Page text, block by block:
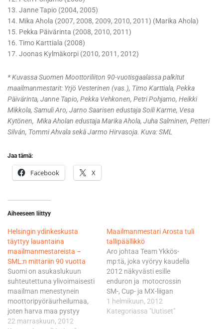
13. Janne Tapio (2004, 2005)
14. Mika Ahola (2007, 2008, 2009, 2010, 2011) (Marika Ahola)
15. Pekka Päivärinta (2008, 2010, 2011)
16. Timo Karttiala (2008)
17. Joonas Kylmäkorpi (2010, 2011, 2012)
* Kuvassa Suomen Moottoriliiton 90-vuotisgaalassa palkitut
maailmanmestarit: Yrjö Vesterinen (vas.), Timo Karttiala, Pekka
Päivärinta, Janne Tapio, Pekka Vehkonen, Petri Pohjamo, Heikki
Mikkola, Samuli Aro, Jarno Saarisen edustaja Soili Karme, Vesa
Kytönen, Mika Aholan edustaja Marika Ahola, Juha Salminen, Petteri
Silván, Tommi Ahvala sekä Jarmo Hirvasoja. Kuva: SML
Jaa tämä:
Facebook X
Aiheeseen liittyy
Helsingin ydinkeskusta
täyttyy lauantaina
maailmanmestareista –
SML:n mittariin 90 vuotta
Suomi on asukaslukuun
suhteutettuna ylivoimaisesti
maailman menestynein
moottoripyöräurheilumaa,
joten harva maa pystyy
saamaan samanlaista
22 marraskuun, 2012
Maailmanmestari Arosta tuli
tallipäällikkö
Aro johtaa Team Ykkös-
mp:tä, joka vyöryy kaudella
2012 näkyvästi esille
enduron ja motocrossin
SM-, Cup- ja MX-liigan
osakilpailuissa. Tiimi ajattaa
neljää lupaavaa nuorukaista,
1 helmikuun, 2012
Kategoriassa "Uutiset"